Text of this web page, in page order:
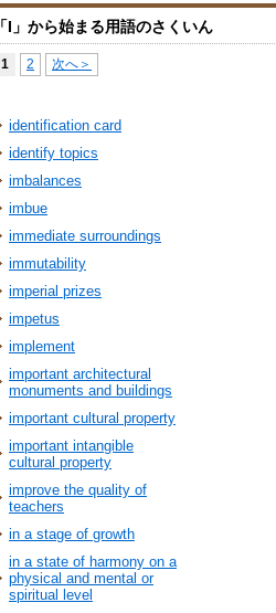
「I」から始まる用語のさくいん
1 2 次へ＞
identification card
identify topics
imbalances
imbue
immediate surroundings
immutability
imperial prizes
impetus
implement
important architectural
monuments and buildings
important cultural property
important intangible
cultural property
improve the quality of
teachers
in a stage of growth
in a state of harmony on a
physical and mental or
spiritual level